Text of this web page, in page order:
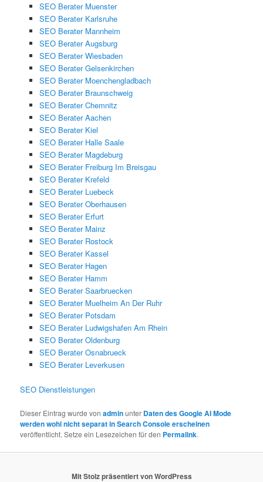
SEO Berater Muenster
SEO Berater Karlsruhe
SEO Berater Mannheim
SEO Berater Augsburg
SEO Berater Wiesbaden
SEO Berater Gelsenkirchen
SEO Berater Moenchengladbach
SEO Berater Braunschweig
SEO Berater Chemnitz
SEO Berater Aachen
SEO Berater Kiel
SEO Berater Halle Saale
SEO Berater Magdeburg
SEO Berater Freiburg Im Breisgau
SEO Berater Krefeld
SEO Berater Luebeck
SEO Berater Oberhausen
SEO Berater Erfurt
SEO Berater Mainz
SEO Berater Rostock
SEO Berater Kassel
SEO Berater Hagen
SEO Berater Hamm
SEO Berater Saarbruecken
SEO Berater Muelheim An Der Ruhr
SEO Berater Potsdam
SEO Berater Ludwigshafen Am Rhein
SEO Berater Oldenburg
SEO Berater Osnabrueck
SEO Berater Leverkusen
SEO Dienstleistungen
Dieser Eintrag wurde vonadminunter Daten des Google AI Mode
werden wohl nicht separat in Search Console erscheinen
veröffentlicht. Setze ein Lesezeichen für den Permalink.
Mit Stolz präsentiert von WordPress